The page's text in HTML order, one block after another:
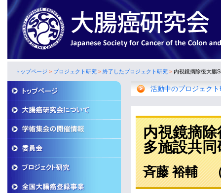
トップページ > プロジェクト研究 > 終了したプロジェクト研究 > 内視鏡摘除後大腸
活動中のプロジェクト
内視鏡摘
多施設共同
斉藤 裕輔